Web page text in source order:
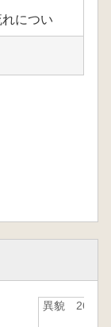
につい
」
ったも
」
、近世
未来」
異貌 26号